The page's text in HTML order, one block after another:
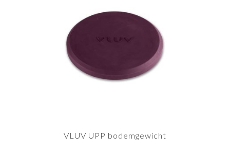
VLUV UPP bodemgewicht